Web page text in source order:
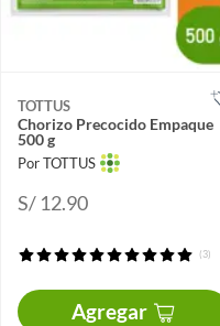
TOTTUS
Chorizo Precocido Empaque
500 g
Por TOTTUS
S/ 12.90
(3)
Agregar